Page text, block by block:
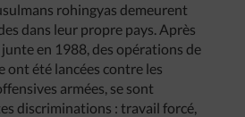
rohingyas demeurent
dans leur propre pays. Après
junte en 1988, des opérations de
ont été lancées contre les
armées, se sont
discriminations : travail forcé,